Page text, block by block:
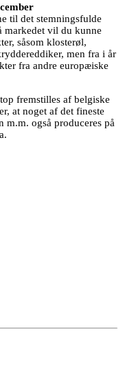
til det stemningsfulde
markedet vil du kunne
såsom klosterøl,
men fra i år
fra andre europæiske
fremstilles af belgiske
at noget af det fineste
m.m. også produceres på